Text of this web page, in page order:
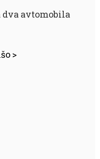
dva avtomobila
>